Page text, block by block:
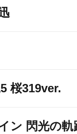
桜319ver.
ン 閃光の軌